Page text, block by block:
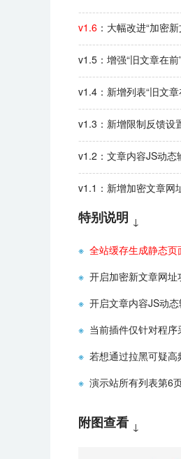
v1.6 ：大幅改进“加密
v1.5：增强“旧文章在
v1.4：新增列表“旧文
v1.3：新增限制反馈设
v1.2：文章内容JS动态
v1.1：新增加密文章网
特别说明 ↓
※ 全站缓存生成静态
※ 开启加密新文章网
※ 开启文章内容JS动
※ 当前插件仅针对程
※ 若想通过拉黑可疑
※ 演示站所有列表第6
附图查看 ↓